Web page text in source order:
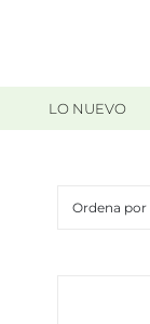
LO NUEVO
Ordena por